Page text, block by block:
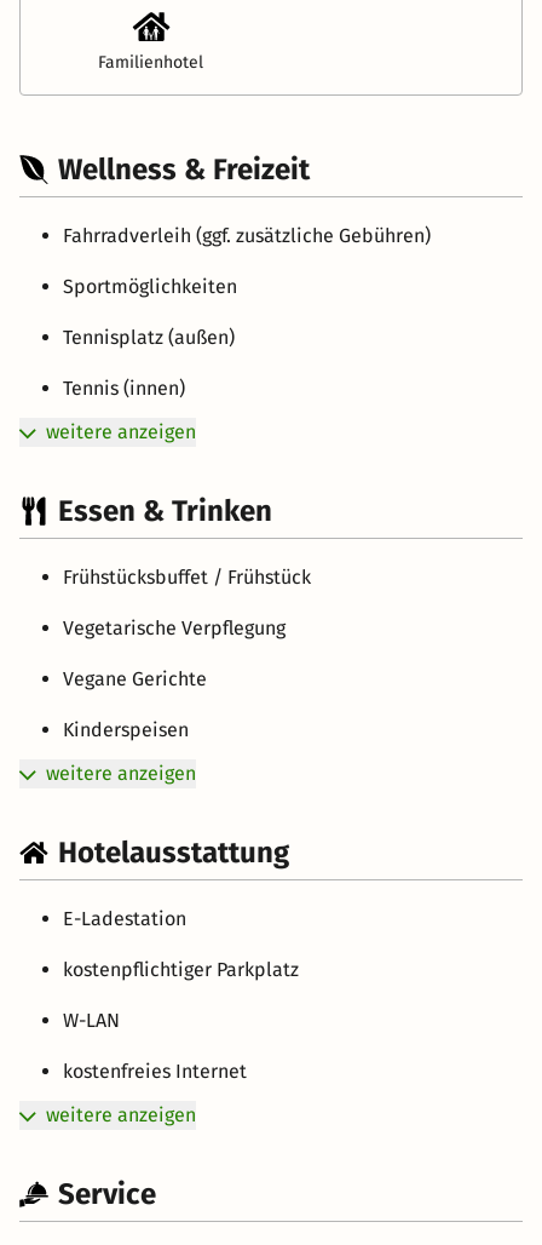
Familienhotel
Wellness & Freizeit
Fahrradverleih (ggf. zusätzliche Gebühren)
Sportmöglichkeiten
Tennisplatz (außen)
Tennis (innen)
weitere anzeigen
Essen & Trinken
Frühstücksbuffet / Frühstück
Vegetarische Verpflegung
Vegane Gerichte
Kinderspeisen
weitere anzeigen
Hotelausstattung
E-Ladestation
kostenpflichtiger Parkplatz
W-LAN
kostenfreies Internet
weitere anzeigen
Service